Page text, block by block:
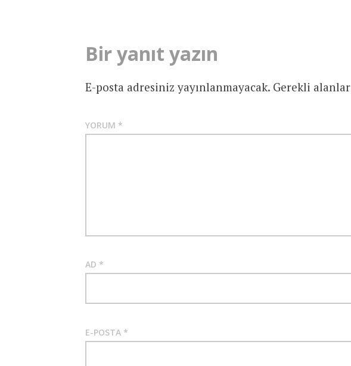
Bir yanıt yazın
E-posta adresiniz yayınlanmayacak. Gerekli alanlar
YORUM *
AD *
E-POSTA *